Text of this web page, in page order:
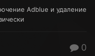
Adblue и удаление
0